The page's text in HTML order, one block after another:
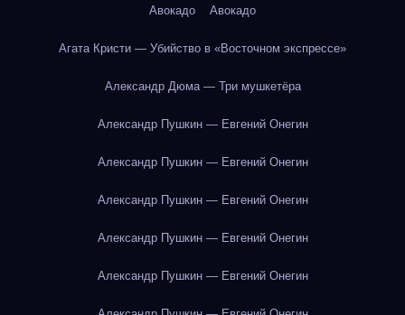
Авокадо Авокадо
Агата Кристи — Убийство в «Восточном экспрессе»
Александр Дюма — Три мушкетёра
Александр Пушкин — Евгений Онегин
Александр Пушкин — Евгений Онегин
Александр Пушкин — Евгений Онегин
Александр Пушкин — Евгений Онегин
Александр Пушкин — Евгений Онегин